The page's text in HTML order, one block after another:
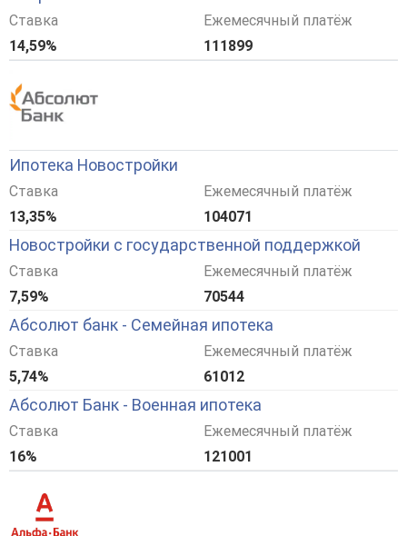
Ставка
14,59%
Ежемесячный платёж
111899
Ипотека Новостройки
Ставка
13,35%
Ежемесячный платёж
104071
Новостройки с государственной поддержкой
Ставка
7,59%
Ежемесячный платёж
70544
Абсолют банк - Семейная ипотека
Ставка
5,74%
Ежемесячный платёж
61012
Абсолют Банк - Военная ипотека
Ставка
16%
Ежемесячный платёж
121001